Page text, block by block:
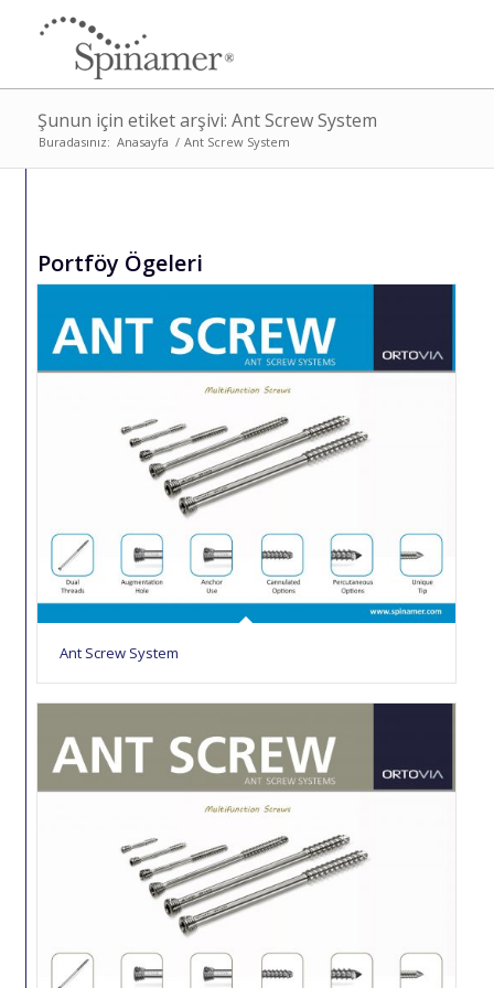
Şunun için etiket arşivi: Ant Screw System
Buradasınız: Anasayfa / Ant Screw System
Portföy Ögeleri
Ant Screw System